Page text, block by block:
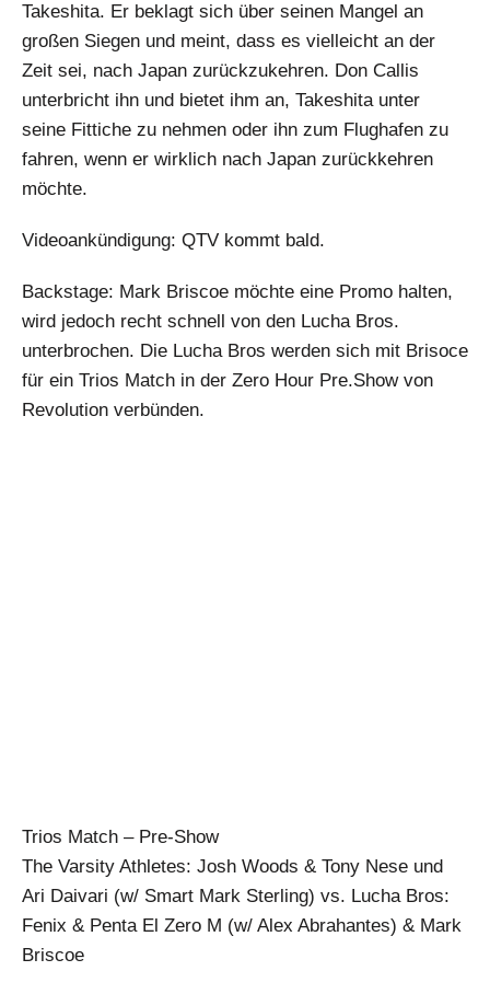
Takeshita. Er beklagt sich über seinen Mangel an
großen Siegen und meint, dass es vielleicht an der
Zeit sei, nach Japan zurückzukehren. Don Callis
unterbricht ihn und bietet ihm an, Takeshita unter
seine Fittiche zu nehmen oder ihn zum Flughafen zu
fahren, wenn er wirklich nach Japan zurückkehren
möchte.
Videoankündigung: QTV kommt bald.
Backstage: Mark Briscoe möchte eine Promo halten,
wird jedoch recht schnell von den Lucha Bros.
unterbrochen. Die Lucha Bros werden sich mit Brisoce
für ein Trios Match in der Zero Hour Pre.Show von
Revolution verbünden.
Trios Match – Pre-Show
The Varsity Athletes: Josh Woods & Tony Nese und
Ari Daivari (w/ Smart Mark Sterling) vs. Lucha Bros:
Fenix & Penta El Zero M (w/ Alex Abrahantes) & Mark
Briscoe